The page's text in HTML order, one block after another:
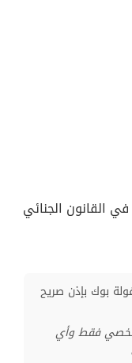
القانون الجنائي
بوك بإذن صريح
فقط وأي